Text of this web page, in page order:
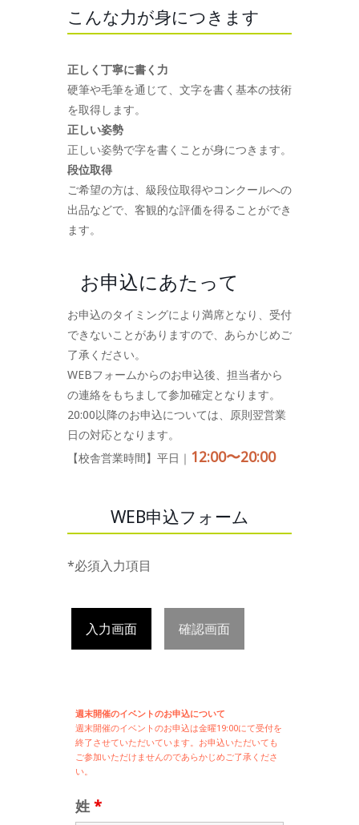
こんな力が身につきます
正しく丁寧に書く力
硬筆や毛筆を通じて、文字を書く基本の技術
を取得します。
正しい姿勢
正しい姿勢で字を書くことが身につきます。
段位取得
ご希望の方は、級段位取得やコンクールへの
出品などで、客観的な評価を得ることができ
ます。
お申込にあたって
お申込のタイミングにより満席となり、受付
できないことがありますので、あらかじめご
了承ください。
WEBフォームからのお申込後、担当者から
の連絡をもちまして参加確定となります。
20:00以降のお申込については、原則翌営業
日の対応となります。
【校舎営業時間】平日｜ 12:00〜20:00
WEB申込フォーム
*必須入力項目
入力画面 確認画面
週末開催のイベントのお申込について
週末開催のイベントのお申込は金曜19:00にて受付を
終了させていただいています。お申込いただいても
ご参加いただけませんのであらかじめご了承くださ
い。
姓 *